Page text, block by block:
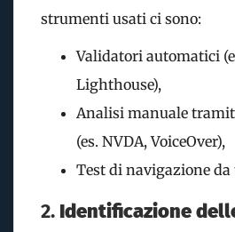
strumenti usati ci sono:
Validatori automatici
Lighthouse),
Analisi manuale
(es. NVDA, VoiceOver),
Test di navigazione da
2. Identificazione